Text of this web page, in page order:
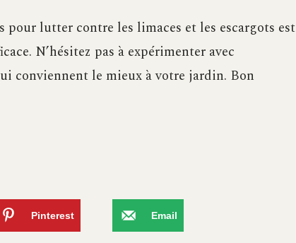
pour lutter contre les limaces et les escargots est
N’hésitez pas à expérimenter avec
conviennent le mieux à votre jardin. Bon
Pinterest Email